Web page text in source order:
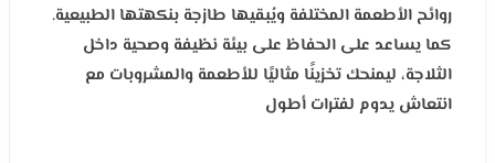
روائح الأطعمة المختلفة ويُبقيها طازجة بنكهتها الطبيعية.
كما يساعد على الحفاظ على بيئة نظيفة وصحية داخل
الثلاجة، ليمنحك تخزينًا مثاليًا للأطعمة والمشروبات مع
انتعاش يدوم لفترات أطول